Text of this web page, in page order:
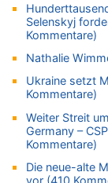
05.08.2026 -
Mehrere
05.08.2026 -
Zweite
05.08.2026 -
Aachen ab 11.
Belgien setzt
05.08.2026 -
Es gibt mmer
Fußgänger und
Selenskyj
Kommentare)
Nathalie
Ukraine setzt
Kommentare)
Weiter Streit
Germany –
Kommentare)
Die neue-alte
vor (410